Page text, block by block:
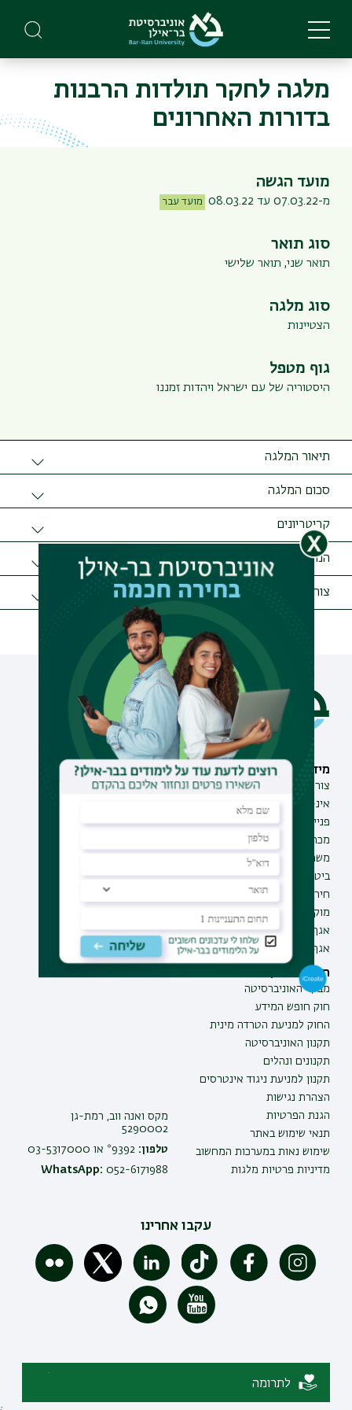
main
מלגה לחקר תולדות הרבנות
בדורות האחרונים
מועד הגשה
מ-07.03.22 עד 08.03.22 מועד עבר
סוג תואר
תואר שני, תואר שלישי
סוג מלגה
הצטיינות
גוף מטפל
היסטוריה של עם ישראל ויהדות זמננו
תיאור המלגה
את המלגה מעניקה הקתדרה על שם יקותיאל וחנה קליין
לתולדות הרבנות בדורות האחרונים, במחלקה לתולדות ישראל.
המלגה מוענקת לסטודנטים לתואר שני ושלישי הכותבים עבודת
מחקר בתחום עניינה של הקתדרה.
סכום המלגה
קריטריונים
תלמידי תואר שני ושלישי, שהצעת המחקר שלהם אושרה.
הנחיות להגשת מועמדות
שתי המלצות, אחת מהן המלצת המנחה.
צור קשר
yaron.harel@biu.ac.il
מידע וסיוע
צור קשר
אינ-בר מידע אישי לסטודנט
פנייה למנהל האתר
מכרזים
משרות בבר-אילן
ביטחון ובטיחות
חירום ועזרה ראשונה
מוקד בקרה לדיווחים
אגף התקשוב
אגף התפעול
תחומי לימוד
תואר ראשון
תואר שלישי
תעודת הוראה
תקנות וביקורת
מבקר האוניברסיטה
חוק חופש המידע
החוק למניעת הטרדה מינית
תקנון האוניברסיטה
תקנונים ונהלים
תקנון למניעת ניגוד אינטרסים
הצהרת נגישות
הגנת הפרטיות
תנאי שימוש באתר
שימוש נאות במערכות המחשוב
מדיניות פרטיות מלגות
מקס ואנה ווב, רמת-גן
5290002
טלפון: 9392* או 03-5317000
WhatsApp: 052-6171988
עקבו אחרינו
לתרומה